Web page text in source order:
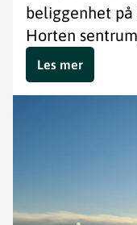
beliggenhet
Horten
Les mer